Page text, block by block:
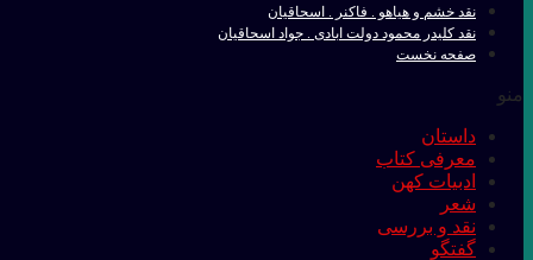
نقد خشم و هیاهو . فاکنر . اسحاقیان
نقد کلیدر محمود دولت ابادی . جواد اسحاقیان
صفحه نخست
منو
داستان
معرفی کتاب
ادبیات کهن
شعر
نقد و بررسی
گفتگو